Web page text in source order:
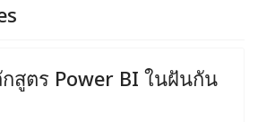
สูตร Power BI ในฝันกัน